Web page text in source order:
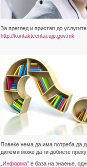
За преглед и пристап до
http://kontaktcentar.ujp.gov.mk
Повеќе нема да има потреба да
дилеми може да ги добиете преку
Информа” е база на знаење,